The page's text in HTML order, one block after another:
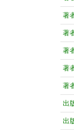
著
著
著
著
著
出
出